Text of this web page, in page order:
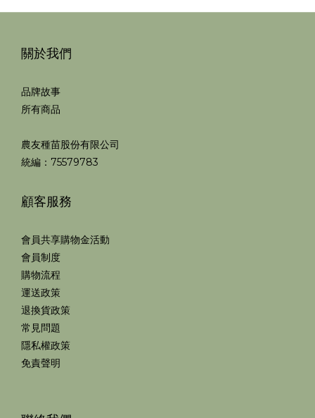
關於我們
品牌故事
所有商品
農友種苗股份有限公司
統編：75579783
顧客服務
會員共享購物金活動
會員制度
購物流程
運送政策
退換貨政策
常見問題
隱私權政策
免責聲明